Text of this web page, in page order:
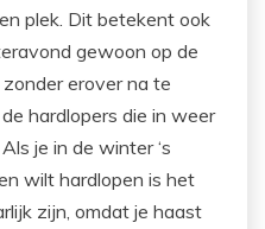
plek. Dit betekent ook
gewoon op de
erover na te
hardlopers die in weer
je in de winter ‘s
wilt hardlopen is het
zijn, omdat je haast